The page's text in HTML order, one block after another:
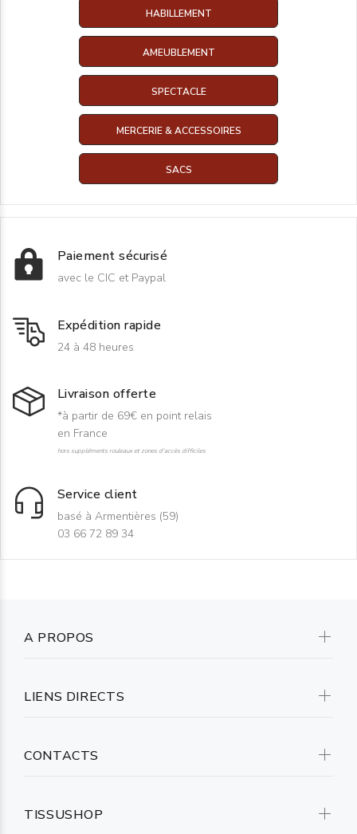
HABILLEMENT
AMEUBLEMENT
SPECTACLE
MERCERIE & ACCESSOIRES
SACS
Paiement sécurisé
avec le CIC et Paypal
Expédition rapide
24 à 48 heures
Livraison offerte
*à partir de 69€ en point relais
en France
hors suppléments rouleaux et zones d'accès difficiles
Service client
basé à Armentières (59)
03 66 72 89 34
A PROPOS
LIENS DIRECTS
CONTACTS
TISSUSHOP